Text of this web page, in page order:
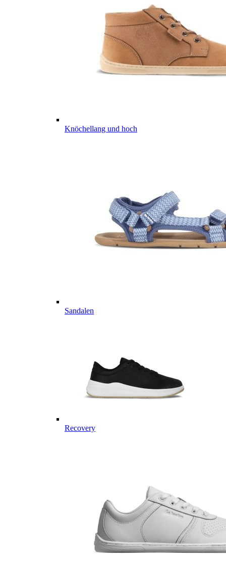
Knöchellang und hoch
Sandalen
Recovery